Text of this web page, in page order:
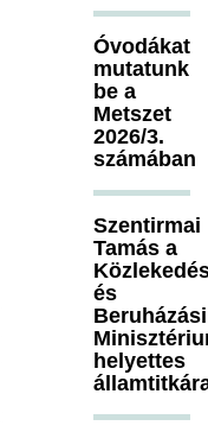
Óvodákat
mutatunk
be a
Metszet
2026/3.
számában
Szentirmai
Tamás a
és
Beruházási
helyettes